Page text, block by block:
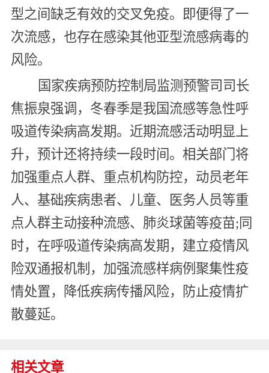
型之间缺乏有效的交叉免疫。即便得了一
次流感，也存在感染其他亚型流感病毒的
风险。
国家疾病预防控制局监测预警司司长
焦振泉强调，冬春季是我国流感等急性呼
吸道传染病高发期。近期流感活动明显上
升，预计还将持续一段时间。相关部门将
加强重点人群、重点机构防控，动员老年
人、基础疾病患者、儿童、医务人员等重
点人群主动接种流感、肺炎球菌等疫苗;同
时，在呼吸道传染病高发期，建立疫情风
险双通报机制，加强流感样病例聚集性疫
情处置，降低疾病传播风险，防止疫情扩
散蔓延。
相关文章